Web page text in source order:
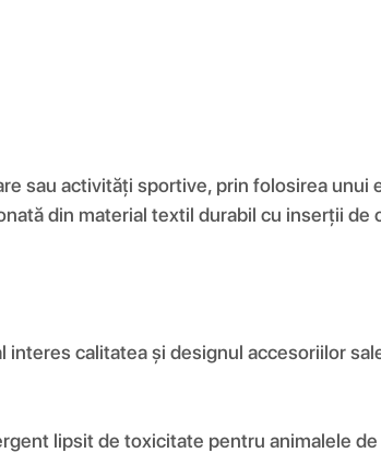
sau activități sportive, prin folosirea unui
din material textil durabil cu inserții
calitatea și designul accesoriilor
lipsit de toxicitate pentru animalele